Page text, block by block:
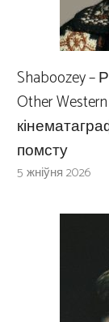
Shaboozey –
Other
помсту
5 жніўня 2026